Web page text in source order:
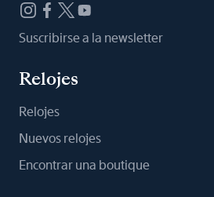
Suscribirse a la newsletter
Relojes
Relojes
Nuevos relojes
Encontrar una boutique